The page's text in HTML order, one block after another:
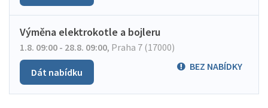
Výměna elektrokotle a bojleru
1.8. 09:00 - 28.8. 09:00, Praha 7 (17000)
BEZ NABÍDKY
Dát nabídku